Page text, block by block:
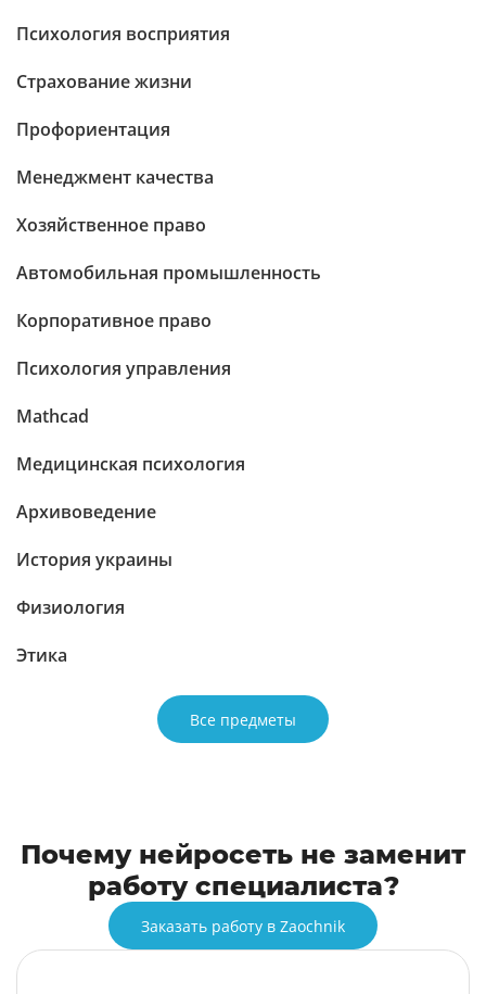
Психология восприятия
Страхование жизни
Профориентация
Менеджмент качества
Хозяйственное право
Автомобильная промышленность
Корпоративное право
Психология управления
Mathcad
Медицинская психология
Архивоведение
История украины
Физиология
Этика
Все предметы
Почему нейросеть не заменит
работу специалиста?
Заказать работу в Zaochnik